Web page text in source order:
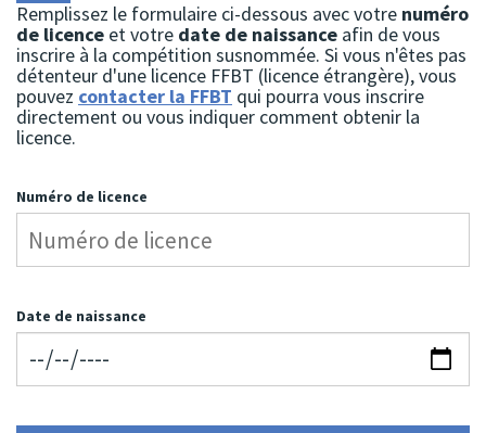
Remplissez le formulaire ci-dessous avec votre numéro
de licence et votre date de naissance afin de vous
inscrire à la compétition susnommée. Si vous n'êtes pas
détenteur d'une licence FFBT (licence étrangère), vous
pouvez contacter la FFBT qui pourra vous inscrire
directement ou vous indiquer comment obtenir la
licence.
Numéro de licence
Date de naissance